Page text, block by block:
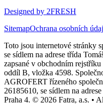
Designed by 2FRESH
SitemapOchrana osobních
Toto jsou internetové stránky
se sídlem na adrese třída
zapsané v obchodním
oddíl B, vložka 4598.
AGROFERT řízeného
26185610, se sídlem na
Praha 4. © 2026 Fatra, a.s. •